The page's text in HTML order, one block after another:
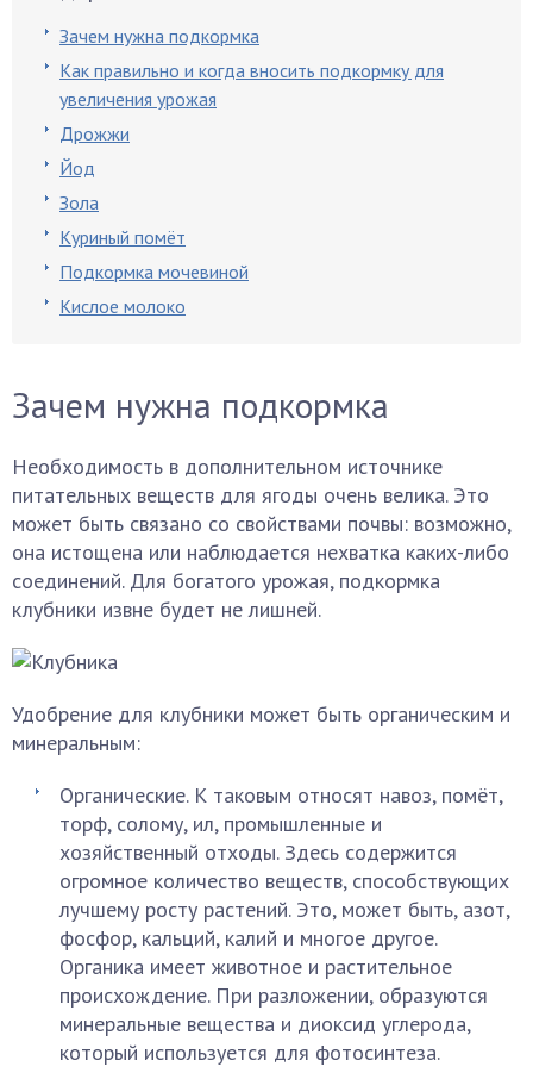
Зачем нужна подкормка
Как правильно и когда вносить подкормку для
увеличения урожая
Дрожжи
Йод
Зола
Куриный помёт
Подкормка мочевиной
Кислое молоко
Зачем нужна подкормка
Необходимость в дополнительном источнике
питательных веществ для ягоды очень велика. Это
может быть связано со свойствами почвы: возможно,
она истощена или наблюдается нехватка каких-либо
соединений. Для богатого урожая, подкормка
клубники извне будет не лишней.
Удобрение для клубники может быть органическим и
минеральным:
Органические. К таковым относят навоз, помёт,
торф, солому, ил, промышленные и
хозяйственный отходы. Здесь содержится
огромное количество веществ, способствующих
лучшему росту растений. Это, может быть, азот,
фосфор, кальций, калий и многое другое.
Органика имеет животное и растительное
происхождение. При разложении, образуются
минеральные вещества и диоксид углерода,
который используется для фотосинтеза.